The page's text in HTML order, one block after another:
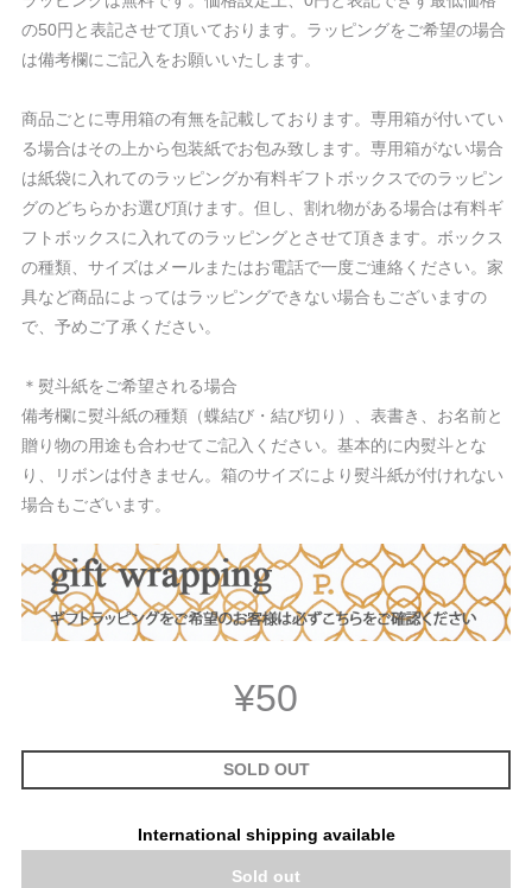
の50円と表記させて頂いております。ラッピングをご希望の場合
は備考欄にご記入をお願いいたします。
商品ごとに専用箱の有無を記載しております。専用箱が付いてい
る場合はその上から包装紙でお包み致します。専用箱がない場合
は紙袋に入れてのラッピングか有料ギフトボックスでのラッピン
グのどちらかお選び頂けます。但し、割れ物がある場合は有料ギ
フトボックスに入れてのラッピングとさせて頂きます。ボックス
の種類、サイズはメールまたはお電話で一度ご連絡ください。家
具など商品によってはラッピングできない場合もございますの
で、予めご了承ください。
＊熨斗紙をご希望される場合
備考欄に熨斗紙の種類（蝶結び・結び切り）、表書き、お名前と
贈り物の用途も合わせてご記入ください。基本的に内熨斗とな
り、リボンは付きません。箱のサイズにより熨斗紙が付けれない
場合もございます。
¥50
SOLD OUT
International shipping available
Sold out